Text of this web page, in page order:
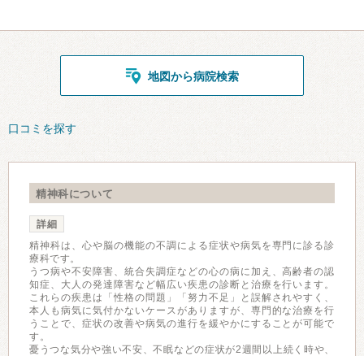
地図から病院検索
口コミを探す
精神科について
詳細
精神科は、心や脳の機能の不調による症状や病気を専門に診る診
療科です。
うつ病や不安障害、統合失調症などの心の病に加え、高齢者の認
知症、大人の発達障害など幅広い疾患の診断と治療を行います。
これらの疾患は「性格の問題」「努力不足」と誤解されやすく、
本人も病気に気付かないケースがありますが、専門的な治療を行
うことで、症状の改善や病気の進行を緩やかにすることが可能で
す。
憂うつな気分や強い不安、不眠などの症状が2週間以上続く時や、